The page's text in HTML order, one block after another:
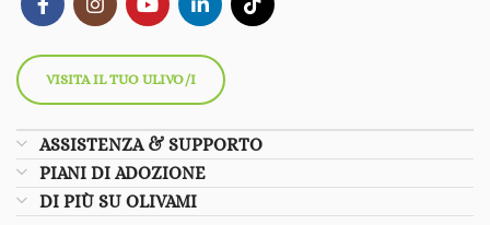
VISITA IL TUO ULIVO/I
ASSISTENZA & SUPPORTO
PIANI DI ADOZIONE
DI PIÙ SU OLIVAMI